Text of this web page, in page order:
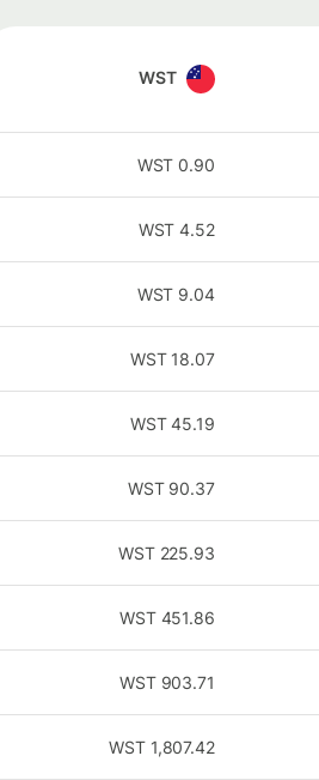
WST
0.90
WST
4.52
WST
9.04
WST
18.07
WST
45.19
WST
90.37
WST
225.93
WST
451.86
WST
903.71
WST
1,807.42
WST